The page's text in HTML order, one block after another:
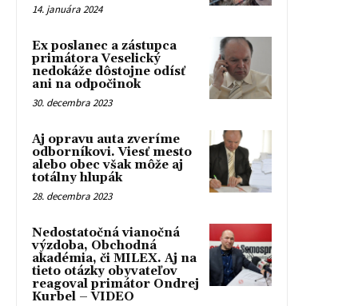
14. januára 2024
Ex poslanec a zástupca
primátora Veselický
nedokáže dôstojne odísť
ani na odpočinok
30. decembra 2023
Aj opravu auta zveríme
odborníkovi. Viesť mesto
alebo obec však môže aj
totálny hlupák
28. decembra 2023
Nedostatočná vianočná
výzdoba, Obchodná
akadémia, či MILEX. Aj na
tieto otázky obyvateľov
reagoval primátor Ondrej
Kurbel – VIDEO